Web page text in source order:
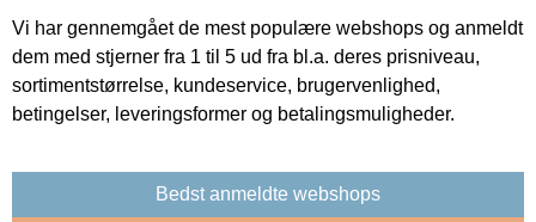
Vi har gennemgået de mest populære webshops og anmeldt
dem med stjerner fra 1 til 5 ud fra bl.a. deres prisniveau,
sortimentstørrelse, kundeservice, brugervenlighed,
betingelser, leveringsformer og betalingsmuligheder.
Bedst anmeldte webshops